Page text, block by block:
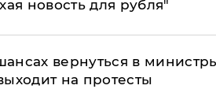
новость для рубля"
вернуться в
на протесты